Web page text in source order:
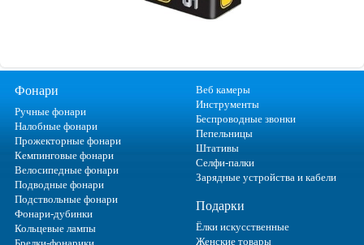
Фонари
Ручные фонари
Налобные фонари
Прожекторные фонари
Кемпинговые фонари
Велосипедные фонари
Подводные фонари
Подствольные фонари
Фонари-дубинки
Кольцевые лампы
Веб камеры
Инструменты
Беспроводные звонки
Пепельницы
Штативы
Селфи-палки
Зарядные устройства и кабели
Подарки
Ёлки искусственные
Женские товары